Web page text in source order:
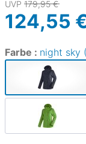
UVP 179,95 €
124,55
Farbe : night sky